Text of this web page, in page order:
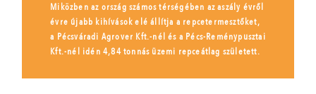
Miközben az ország számos térségében az aszály évről
évre újabb kihívások elé állítja a repcetermesztőket,
a Pécsváradi Agrover Kft.-nél és a Pécs-Reménypusztai
Kft.-nél idén 4,84 tonnás üzemi repceátlag született.